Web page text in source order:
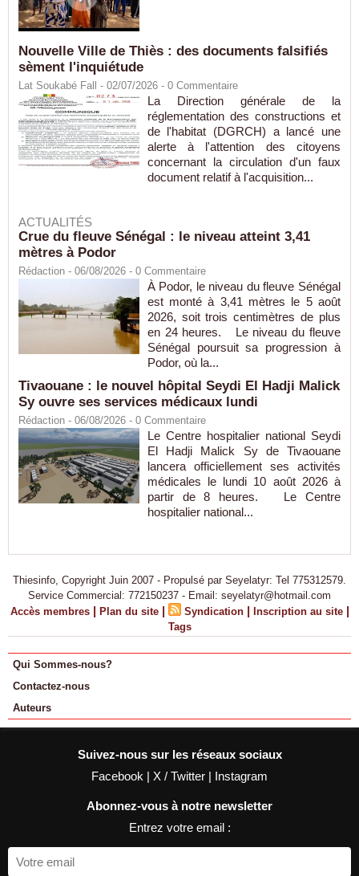
Nouvelle Ville de Thiès : des documents falsifiés
sèment l'inquiétude
Lat Soukabé Fall - 02/07/2026 - 0 Commentaire
La Direction générale de la
réglementation des constructions et
de l'habitat (DGRCH) a lancé une
alerte à l'attention des citoyens
concernant la circulation d'un faux
document relatif à l'acquisition...
ACTUALITÉS
Crue du fleuve Sénégal : le niveau atteint 3,41
mètres à Podor
Rédaction - 06/08/2026 - 0 Commentaire
À Podor, le niveau du fleuve Sénégal
est monté à 3,41 mètres le 5 août
2026, soit trois centimètres de plus
en 24 heures. Le niveau du fleuve
Sénégal poursuit sa progression à
Podor, où la...
Tivaouane : le nouvel hôpital Seydi El Hadji Malick
Sy ouvre ses services médicaux lundi
Rédaction - 06/08/2026 - 0 Commentaire
Le Centre hospitalier national Seydi
El Hadji Malick Sy de Tivaouane
lancera officiellement ses activités
médicales le lundi 10 août 2026 à
partir de 8 heures. Le Centre
hospitalier national...
Thiesinfo, Copyright Juin 2007 - Propulsé par Seyelatyr: Tel 775312579.
Service Commercial: 772150237 - Email: seyelatyr@hotmail.com
Accès membres | Plan du site | Syndication | Inscription au site |
Tags
Qui Sommes-nous?
Contactez-nous
Auteurs
Suivez-nous sur les réseaux sociaux
Facebook | X / Twitter | Instagram
Abonnez-vous à notre newsletter
Entrez votre email :